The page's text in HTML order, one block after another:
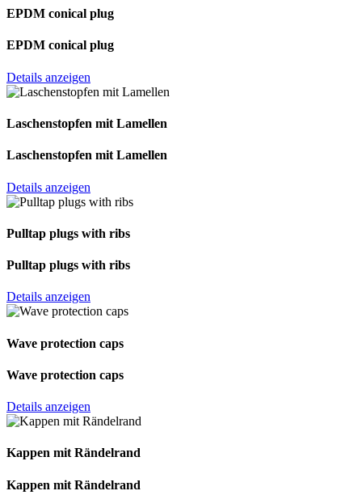
EPDM conical plug
EPDM conical plug
Details anzeigen
Laschenstopfen mit Lamellen
Laschenstopfen mit Lamellen
Details anzeigen
Pulltap plugs with ribs
Pulltap plugs with ribs
Details anzeigen
Wave protection caps
Wave protection caps
Details anzeigen
Kappen mit Rändelrand
Kappen mit Rändelrand